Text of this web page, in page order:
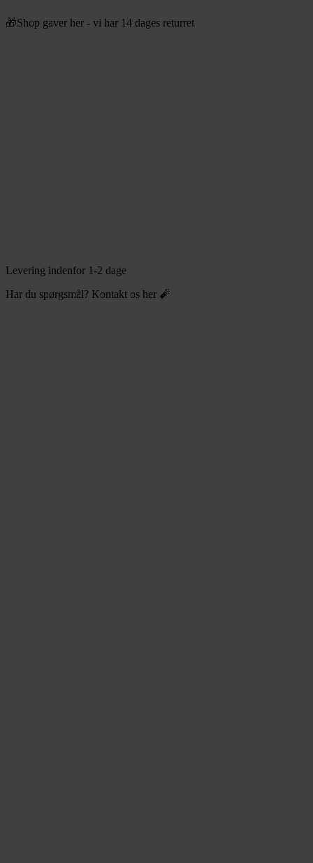
til
🎁Shop gaver her - vi har 14 dages returret
Levering indenfor 1-2 dage
Har du spørgsmål? Kontakt os her 🧨